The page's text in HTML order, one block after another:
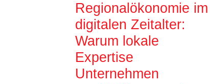
Regionalökonomie im
digitalen Zeitalter:
Warum lokale
Expertise
Unternehmen